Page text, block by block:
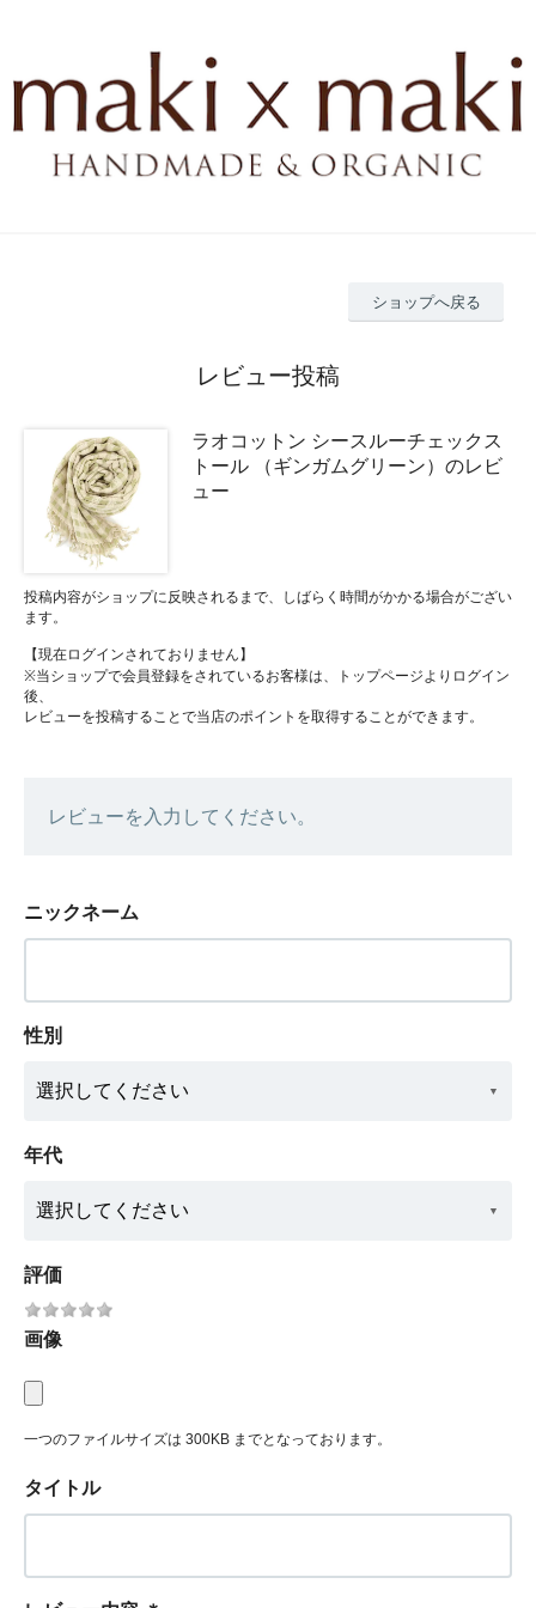
ショップへ戻る
レビュー投稿
ラオコットン シースルーチェックス
トール （ギンガムグリーン）のレビ
ュー
投稿内容がショップに反映されるまで、しばらく時間がかかる場合がござい
ます。
【現在ログインされておりません】
※当ショップで会員登録をされているお客様は、トップページよりログイン
後、
レビューを投稿することで当店のポイントを取得することができます。
レビューを入力してください。
ニックネーム
性別
年代
評価
画像
一つのファイルサイズは 300KB までとなっております。
タイトル